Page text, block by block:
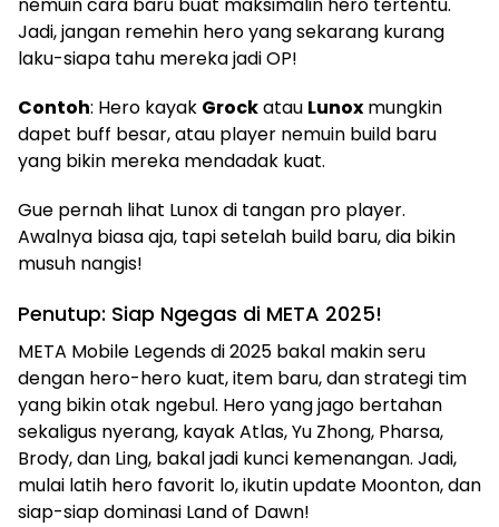
Jadi, jangan remehin hero yang sekarang kurang
laku-siapa tahu mereka jadi OP!
Contoh: Hero kayak Grockatau Lunox mungkin
dapet buff besar, atau player nemuin build baru
yang bikin mereka mendadak kuat.
Gue pernah lihat Lunox di tangan pro player.
Awalnya biasa aja, tapi setelah build baru, dia bikin
musuh nangis!
Penutup: Siap Ngegas di META 2025!
META Mobile Legends di 2025 bakal makin seru
dengan hero-hero kuat, item baru, dan strategi tim
yang bikin otak ngebul. Hero yang jago bertahan
sekaligus nyerang, kayak Atlas, Yu Zhong, Pharsa,
Brody, dan Ling, bakal jadi kunci kemenangan. Jadi,
mulai latih hero favorit lo, ikutin update Moonton, dan
siap-siap dominasi Land of Dawn!